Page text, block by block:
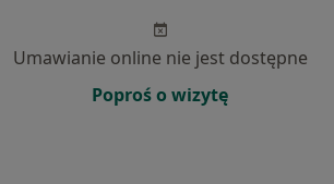
Umawianie online nie jest dostępne
Poproś o wizytę